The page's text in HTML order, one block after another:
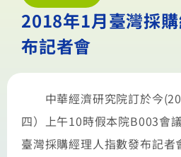
2018年1月臺灣採
布記者會
中華經濟研究院訂於今
四）上午10時假本院B003會
臺灣採購經理人指數發布記